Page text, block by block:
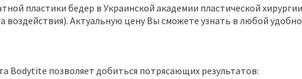
пластики бедер в Украинской академии пластической
Актуальную цену Вы сможете узнать в любой
Bodytite позволяет добиться потрясающих результатов: